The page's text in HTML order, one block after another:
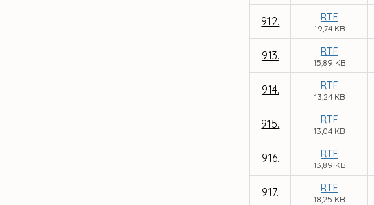
912. RTF
19,74 KB
913. RTF
15,89 KB
914. RTF
13,24 KB
915. RTF
13,04 KB
916. RTF
13,89 KB
917. RTF
18,25 KB